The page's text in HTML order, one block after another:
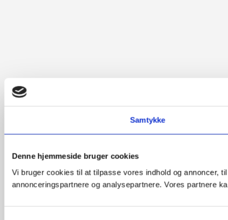
Samtykke
Denne hjemmeside bruger cookies
Vi bruger cookies til at tilpasse vores indhold og annoncer,
annonceringspartnere og analysepartnere. Vores partnere